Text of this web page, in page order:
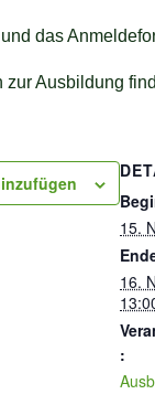
das
zur Ausbildung
15.
16.
: